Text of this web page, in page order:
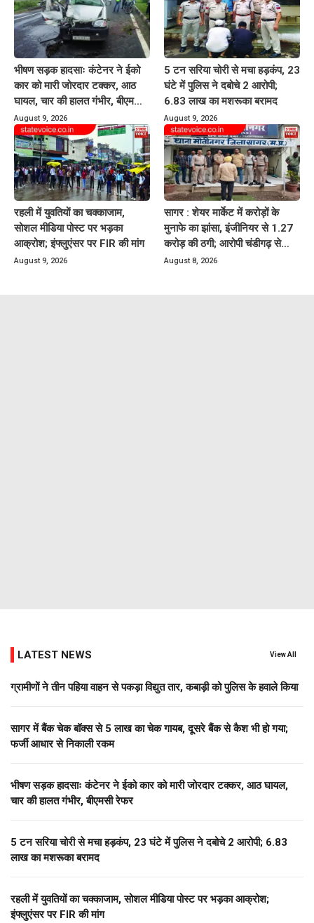
भीषण सड़क हादसाः कंटेनर ने ईको
कार को मारी जोरदार टक्कर, आठ
घायल, चार की हालत गंभीर, बीएमसी
रेफर
August 9, 2026
5 टन सरिया चोरी से मचा हड़कंप, 23
घंटे में पुलिस ने दबोचे 2 आरोपी;
6.83 लाख का मशरूका बरामद
August 9, 2026
रहली में युवतियों का चक्काजाम,
सोशल मीडिया पोस्ट पर भड़का
आक्रोश; इंफ्लुएंसर पर FIR की मांग
August 9, 2026
सागर : शेयर मार्केट में करोड़ों के
मुनाफे का झांसा, इंजीनियर से 1.27
करोड़ की ठगी; आरोपी चंडीगढ़ से
गिरफ्तार
August 8, 2026
LATEST NEWS View All
ग्रामीणों ने तीन पहिया वाहन से पकड़ा विद्युत तार, कबाड़ी को पुलिस के हवाले किया
सागर में बैंक चेक बॉक्स से 5 लाख का चेक गायब, दूसरे बैंक से कैश भी हो गया;
फर्जी आधार से निकाली रकम
भीषण सड़क हादसाः कंटेनर ने ईको कार को मारी जोरदार टक्कर, आठ घायल,
चार की हालत गंभीर, बीएमसी रेफर
5 टन सरिया चोरी से मचा हड़कंप, 23 घंटे में पुलिस ने दबोचे 2 आरोपी; 6.83
लाख का मशरूका बरामद
रहली में युवतियों का चक्काजाम, सोशल मीडिया पोस्ट पर भड़का आक्रोश;
इंफ्लुएंसर पर FIR की मांग